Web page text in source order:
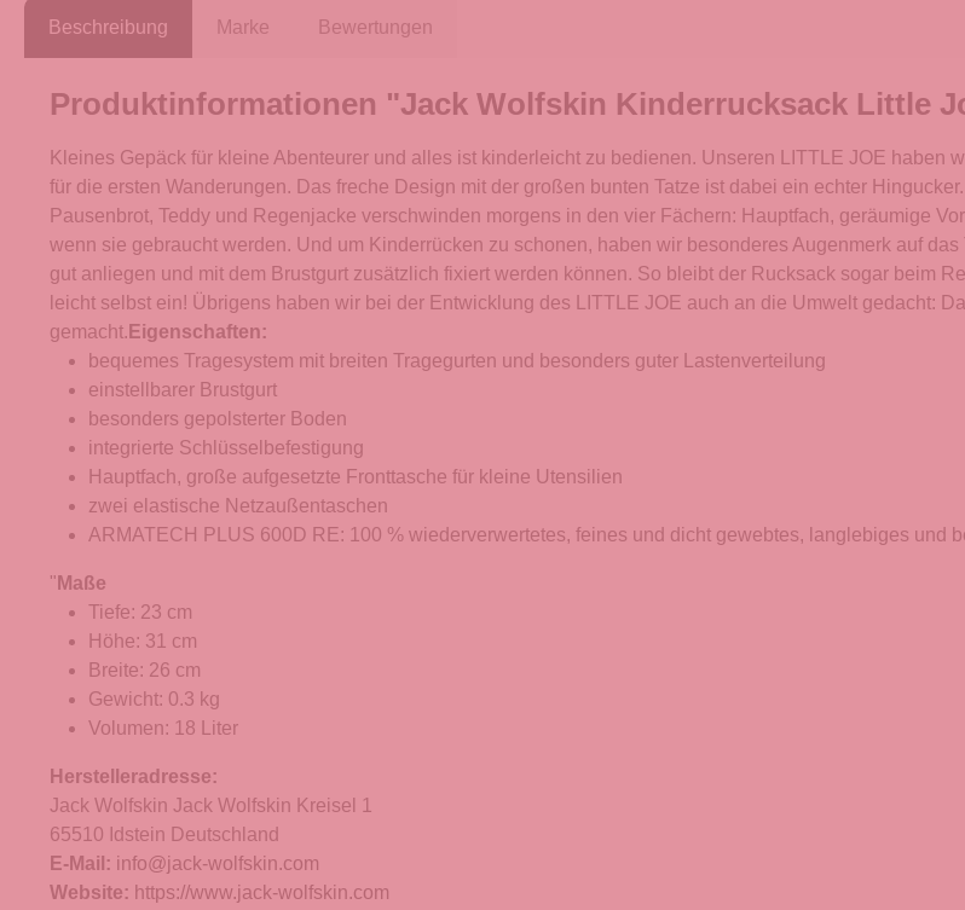
Beschreibung Marke Bewertungen
Produktinformationen "Jack Wolfskin Kinderrucksack Little
Kleines Gepäck für kleine Abenteurer und alles ist kinderleicht zu bedienen. Unseren LITTLE JOE haben
für die ersten Wanderungen. Das freche Design mit der großen bunten Tatze ist dabei ein echter
Pausenbrot, Teddy und Regenjacke verschwinden morgens in den vier Fächern: Hauptfach, geräumige
wenn sie gebraucht werden. Und um Kinderrücken zu schonen, haben wir besonderes Augenmerk auf
gut anliegen und mit dem Brustgurt zusätzlich fixiert werden können. So bleibt der Rucksack sogar beim
leicht selbst ein! Übrigens haben wir bei der Entwicklung des LITTLE JOE auch an die Umwelt gedacht:
gemacht. Eigenschaften:
bequemes Tragesystem mit breiten Tragegurten und besonders guter Lastenverteilung
einstellbarer Brustgurt
besonders gepolsterter Boden
integrierte Schlüsselbefestigung
Hauptfach, große aufgesetzte Fronttasche für kleine Utensilien
zwei elastische Netzaußentaschen
ARMATECH PLUS 600D RE: 100 % wiederverwertetes, feines und dicht gewebtes, langlebiges und
" Maße
Tiefe: 23 cm
Höhe: 31 cm
Breite: 26 cm
Gewicht: 0.3 kg
Volumen: 18 Liter
Herstelleradresse:
Jack Wolfskin Jack Wolfskin Kreisel 1
65510 Idstein Deutschland
E-Mail: info@jack-wolfskin.com
Website: https://www.jack-wolfskin.com